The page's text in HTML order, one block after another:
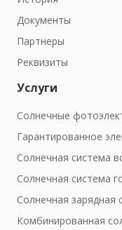
Документы
Партнеры
Реквизиты
Услуги
Солнечные
Гарантированное
Солнечная система
Солнечная система
Солнечная зарядная
Комбинированная